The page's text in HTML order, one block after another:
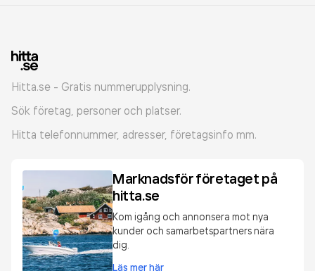
Hitta.se - Gratis nummerupplysning.
Sök företag, personer och platser.
Hitta telefonnummer, adresser, företagsinfo mm.
Marknadsför företaget på
hitta.se
Kom igång och annonsera mot nya
kunder och samarbetspartners nära
dig.
Läs mer här